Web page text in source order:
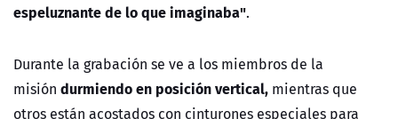
espeluznante de lo que imaginaba".
Durante la grabación se ve a los miembros de la
misión durmiendo en posición vertical, mientras que
otros están acostados con cinturones especiales para